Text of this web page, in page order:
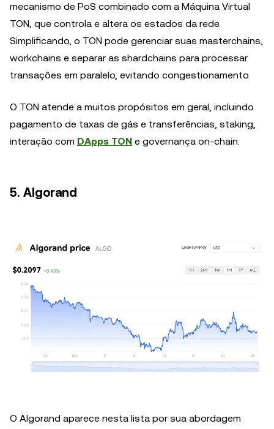
mecanismo de PoS combinado com a Máquina Virtual
TON, que controla e altera os estados da rede.
Simplificando, o TON pode gerenciar suas masterchains,
workchains e separar as shardchains para processar
transações em paralelo, evitando congestionamento.
O TON atende a muitos propósitos em geral, incluindo
pagamento de taxas de gás e transferências, staking,
interação com DApps TON e governança on-chain.
5. Algorand
O Algorand aparece nesta lista por sua abordagem